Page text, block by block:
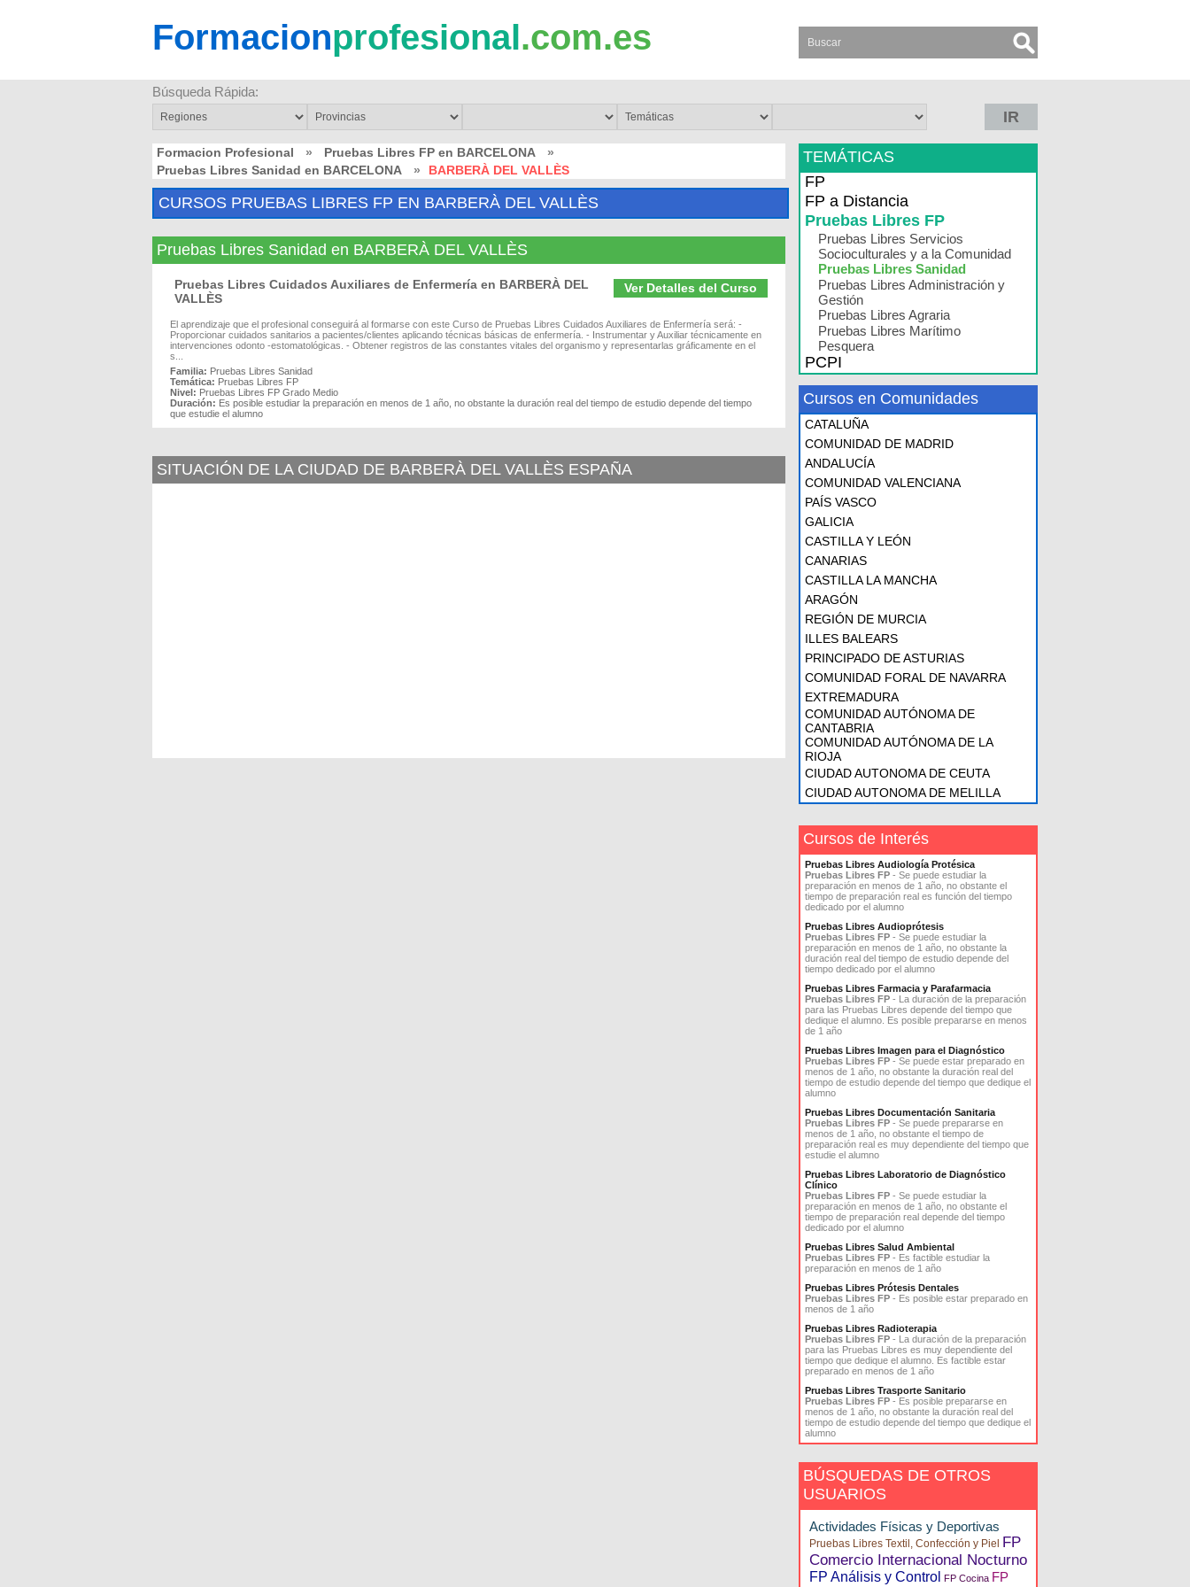
Formacionprofesional.com.es
Búsqueda Rápida:
IR
Formacion Profesional » Pruebas Libres FP en BARCELONA
»
Pruebas Libres Sanidad en BARCELONA
» BARBERÀ DEL VALLÈS
CURSOS PRUEBAS LIBRES FP EN BARBERÀ DEL VALLÈS
Pruebas Libres Sanidad en BARBERÀ DEL VALLÈS
Ver Detalles del Curso
Pruebas Libres Cuidados Auxiliares de Enfermería en BARBERÀ DEL
VALLÈS
El aprendizaje que el profesional conseguirá al formarse con este Curso de Pruebas Libres Cuidados Auxiliares de Enfermería será: -
Proporcionar cuidados sanitarios a pacientes/clientes aplicando técnicas básicas de enfermería. - Instrumentar y Auxiliar técnicamente en
intervenciones odonto -estomatológicas. - Obtener registros de las constantes vitales del organismo y representarlas gráficamente en el
s...
Familia: Pruebas Libres Sanidad
Temática: Pruebas Libres FP
Nivel: Pruebas Libres FP Grado Medio
Duración: Es posible estudiar la preparación en menos de 1 año, no obstante la duración real del tiempo de estudio depende del tiempo
que estudie el alumno
SITUACIÓN DE LA CIUDAD DE BARBERÀ DEL VALLÈS ESPAÑA
TEMÁTICAS
FP
FP a Distancia
Pruebas Libres FP
Pruebas Libres Servicios
Socioculturales y a la Comunidad
Pruebas Libres Sanidad
Pruebas Libres Administración y
Gestión
Pruebas Libres Agraria
Pruebas Libres Marítimo
Pesquera
PCPI
Cursos en Comunidades
CATALUÑA
COMUNIDAD DE MADRID
ANDALUCÍA
COMUNIDAD VALENCIANA
PAÍS VASCO
GALICIA
CASTILLA Y LEÓN
CANARIAS
CASTILLA LA MANCHA
ARAGÓN
REGIÓN DE MURCIA
ILLES BALEARS
PRINCIPADO DE ASTURIAS
COMUNIDAD FORAL DE NAVARRA
EXTREMADURA
COMUNIDAD AUTÓNOMA DE
CANTABRIA
COMUNIDAD AUTÓNOMA DE LA
RIOJA
CIUDAD AUTONOMA DE CEUTA
CIUDAD AUTONOMA DE MELILLA
Cursos de Interés
Pruebas Libres Audiología Protésica
Pruebas Libres FP - Se puede estudiar la
preparación en menos de 1 año, no obstante el
tiempo de preparación real es función del tiempo
dedicado por el alumno
Pruebas Libres Audioprótesis
Pruebas Libres FP - Se puede estudiar la
preparación en menos de 1 año, no obstante la
duración real del tiempo de estudio depende del
tiempo dedicado por el alumno
Pruebas Libres Farmacia y Parafarmacia
Pruebas Libres FP - La duración de la preparación
para las Pruebas Libres depende del tiempo que
dedique el alumno. Es posible prepararse en menos
de 1 año
Pruebas Libres Imagen para el Diagnóstico
Pruebas Libres FP - Se puede estar preparado en
menos de 1 año, no obstante la duración real del
tiempo de estudio depende del tiempo que dedique el
alumno
Pruebas Libres Documentación Sanitaria
Pruebas Libres FP - Se puede prepararse en
menos de 1 año, no obstante el tiempo de
preparación real es muy dependiente del tiempo que
estudie el alumno
Pruebas Libres Laboratorio de Diagnóstico
Clínico
Pruebas Libres FP - Se puede estudiar la
preparación en menos de 1 año, no obstante el
tiempo de preparación real depende del tiempo
dedicado por el alumno
Pruebas Libres Salud Ambiental
Pruebas Libres FP - Es factible estudiar la
preparación en menos de 1 año
Pruebas Libres Prótesis Dentales
Pruebas Libres FP - Es posible estar preparado en
menos de 1 año
Pruebas Libres Radioterapia
Pruebas Libres FP - La duración de la preparación
para las Pruebas Libres es muy dependiente del
tiempo que dedique el alumno. Es factible estar
preparado en menos de 1 año
Pruebas Libres Trasporte Sanitario
Pruebas Libres FP - Es posible prepararse en
menos de 1 año, no obstante la duración real del
tiempo de estudio depende del tiempo que dedique el
alumno
BÚSQUEDAS DE OTROS
USUARIOS
Actividades Físicas y Deportivas
Pruebas Libres Textil, Confección y Piel FP
Comercio Internacional Nocturno
FP Análisis y Control FP Cocina FP